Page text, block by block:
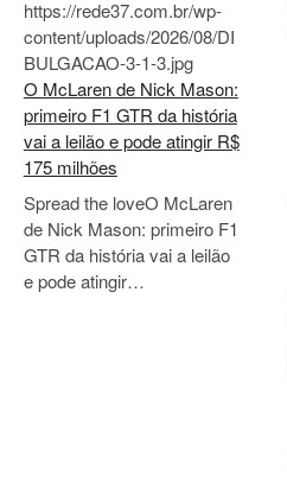
O McLaren de Nick Mason:
primeiro F1 GTR da história
vai a leilão e pode atingir R$
175 milhões
Spread the loveO McLaren
de Nick Mason: primeiro F1
GTR da história vai a leilão
e pode atingir…